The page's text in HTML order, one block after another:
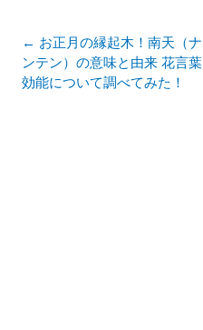
投
稿
ナ
← お正月の縁起木！南天（ナ
ンテン）の意味と由来 花言葉
効能について調べてみた！